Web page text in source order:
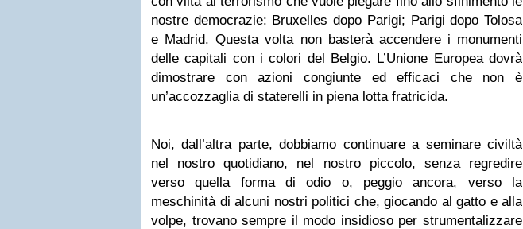
nostre democrazie: Bruxelles dopo Parigi; Parigi dopo Tolosa
e Madrid. Questa volta non basterà accendere i monumenti
delle capitali con i colori del Belgio. L’Unione Europea dovrà
dimostrare con azioni congiunte ed efficaci che non è
un’accozzaglia di staterelli in piena lotta fratricida.
Noi, dall’altra parte, dobbiamo continuare a seminare civiltà
nel nostro quotidiano, nel nostro piccolo, senza regredire
verso quella forma di odio o, peggio ancora, verso la
meschinità di alcuni nostri politici che, giocando al gatto e alla
volpe, trovano sempre il modo insidioso per strumentalizzare